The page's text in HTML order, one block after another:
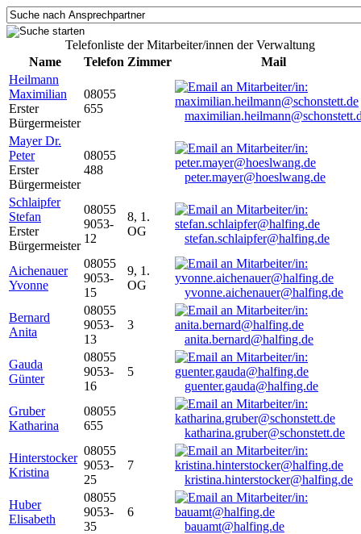
Telefonliste der Mitarbeiter/innen der Verwaltung
Name
Telefon Zimmer
Mail
Heilmann
Maximilian
Erster
Bürgermeister
08055
655
Mayer Dr.
Peter
Erster
Bürgermeister
08055
488
peter.mayer@hoeslwang.de
Schlaipfer
Stefan
Erster
Bürgermeister
08055
9053-
12
8, 1.
OG
stefan.schlaipfer@halfing.de
Aichenauer
Yvonne
08055
9053-
15
9, 1.
OG
yvonne.aichenauer@halfing.de
Bernard
Anita
08055
9053-
13
3
anita.bernard@halfing.de
Gauda
Günter
08055
9053-
16
5
guenter.gauda@halfing.de
Gruber
Katharina
08055
655
katharina.gruber@schonstett.de
Hinterstocker
Kristina
08055
9053-
25
7
kristina.hinterstocker@halfing.de
Huber
Elisabeth
08055
9053-
35
6
bauamt@halfing.de